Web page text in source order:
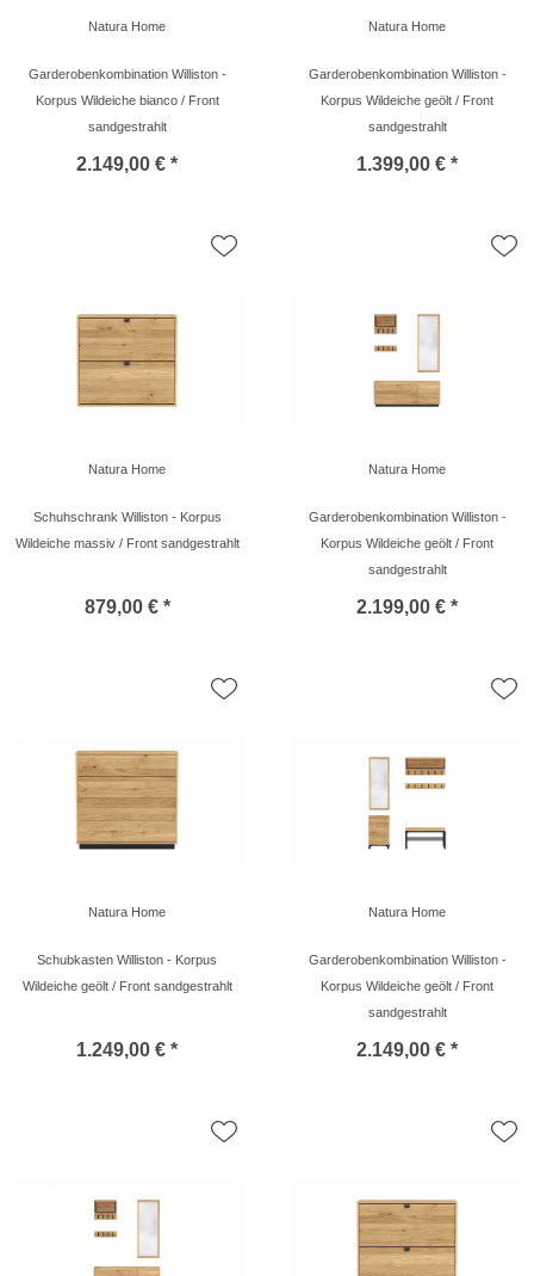
Natura Home
Garderobenkombination Williston -
Korpus Wildeiche bianco / Front
sandgestrahlt
2.149,00 € *
Natura Home
Garderobenkombination Williston -
Korpus Wildeiche geölt / Front
sandgestrahlt
1.399,00 € *
Natura Home
Schuhschrank Williston - Korpus
Wildeiche massiv / Front sandgestrahlt
879,00 € *
Natura Home
Garderobenkombination Williston -
Korpus Wildeiche geölt / Front
sandgestrahlt
2.199,00 € *
Natura Home
Schubkasten Williston - Korpus
Wildeiche geölt / Front sandgestrahlt
1.249,00 € *
Natura Home
Garderobenkombination Williston -
Korpus Wildeiche geölt / Front
sandgestrahlt
2.149,00 € *